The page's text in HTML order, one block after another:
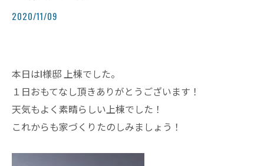
2020/11/09
本日はI様邸 上棟でした。
１日おもてなし頂きありがとうございます！
天気もよく素晴らしい上棟でした！
これからも家づくりたのしみましょう！